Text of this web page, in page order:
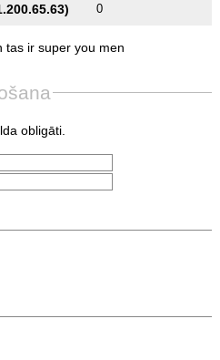
0
tas ir super you men
obligāti.